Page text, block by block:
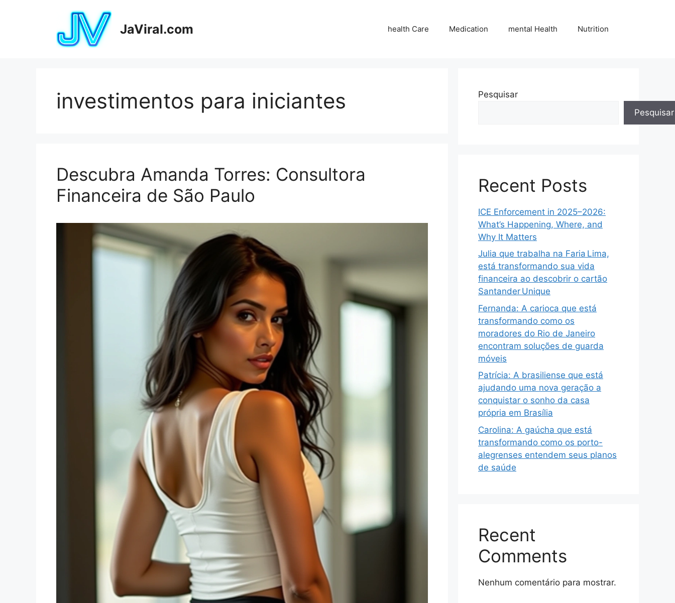
JaViral.com health Care Medication mental Health Nutrition
investimentos para iniciantes
Descubra Amanda Torres: Consultora
Financeira de São Paulo
Pesquisar
Pesquisar
Recent Posts
ICE Enforcement in 2025–2026:
What’s Happening, Where, and
Why It Matters
Julia que trabalha na Faria Lima,
está transformando sua vida
financeira ao descobrir o cartão
Santander Unique
Fernanda: A carioca que está
transformando como os
moradores do Rio de Janeiro
encontram soluções de guarda
móveis
Patrícia: A brasiliense que está
ajudando uma nova geração a
conquistar o sonho da casa
própria em Brasília
Carolina: A gaúcha que está
transformando como os porto-
alegrenses entendem seus planos
de saúde
Recent
Comments
Nenhum comentário para mostrar.